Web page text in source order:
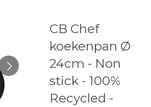
CB Chef
koekenpan Ø
24cm - Non
stick - 100%
Recycled -